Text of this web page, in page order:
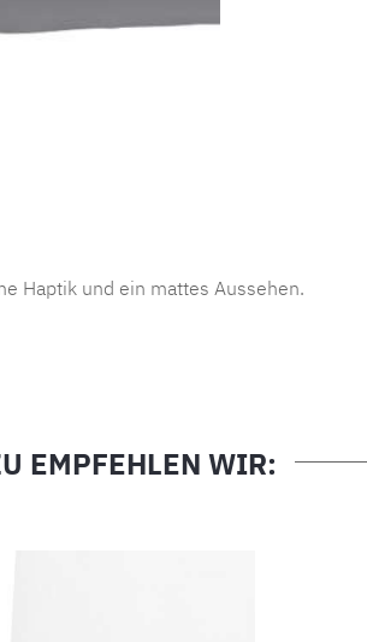
Haptik und ein mattes Aussehen.
EMPFEHLEN WIR: